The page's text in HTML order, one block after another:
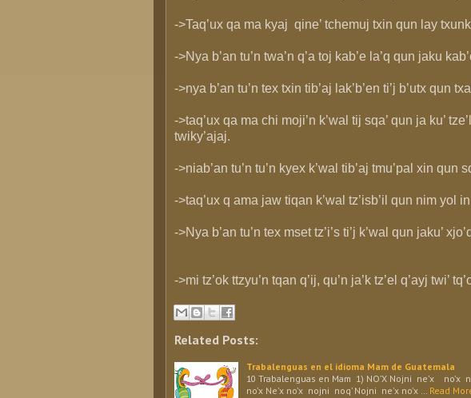
->Taq’ux qa ma kyaj qine’ tchemuj txin qun lay
->Nya b’an tu’n twa’n q’a toj kab’e la’q qun jaku
->nya b’an tu’n tex txin tib’aj lak’b’en ti’j b’utx qun
->taq’ux qa ma chi moji’n k’wal tij sqa’ qun ja ku’
twiky’ajaj.
->niab’an tu’n tu’n kyex k’wal tib’aj tmu’pal xin qun
->taq’ux q ama jaw tiqan k’wal tz’isb’il qun nim yol
->Nya b’an tu’n tex mset tz’i’s ti’j k’wal qun jaku’
->mi tz’ok ttzyu’n tqan q’ij, qu’n ja’k tz’el q’ayj twi’
Related Posts:
Trabalenguas en el idioma Mam de Guatemala
10 Trabalenguas en Mam 1) NO’X Nojni ne’x no’x
no’x Ne’x no’x nojni noq’ Nojni ne’x no’x … Read